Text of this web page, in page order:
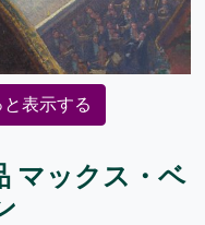
表示する
マックス・ベ